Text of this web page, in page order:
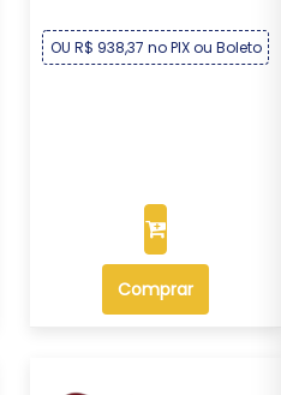
OU R$ 938,37 no PIX ou Boleto
Comprar